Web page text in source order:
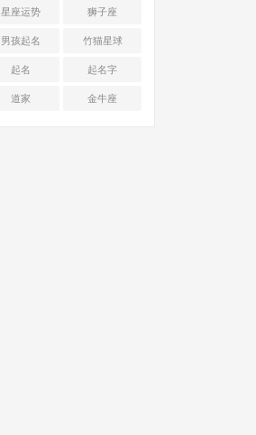
星座运势 狮子座
男孩起名 竹猫星球
起名 起名字
道家 金牛座